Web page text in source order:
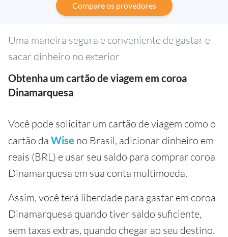
Compare os provedores
Uma maneira segura e conveniente de gastar e
sacar dinheiro no exterior
Obtenha um cartão de viagem em coroa
Dinamarquesa
Você pode solicitar um cartão de viagem como o
cartão da Wise no Brasil, adicionar dinheiro em
reais (BRL) e usar seu saldo para comprar coroa
Dinamarquesa em sua conta multimoeda.
Assim, você terá liberdade para gastar em coroa
Dinamarquesa quando tiver saldo suficiente,
sem taxas extras, quando chegar ao seu destino.